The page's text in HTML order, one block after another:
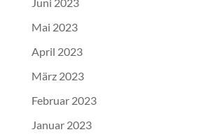
Mai 2023
April 2023
März 2023
Februar 2023
Januar 2023